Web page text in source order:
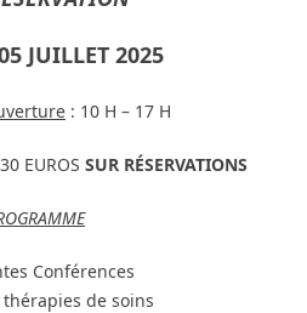
JUILLET 2025
: 10 H – 17 H
EUROS SUR RÉSERVATIONS
Conférences
de soins